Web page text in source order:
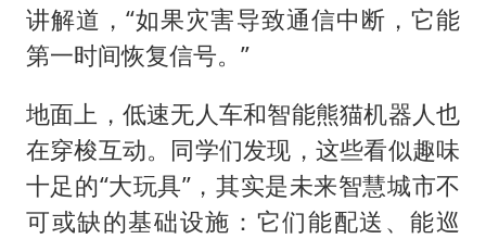
讲解道，“如果灾害导致通信中断，它能
第一时间恢复信号。”
地面上，低速无人车和智能熊猫机器人也
在穿梭互动。同学们发现，这些看似趣味
十足的“大玩具”，其实是未来智慧城市不
可或缺的基础设施：它们能配送、能巡